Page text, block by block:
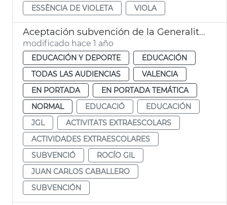
ESSÈNCIA DE VIOLETA
VIOLA
Aceptación subvención de la Generalitat para actividades extraescolares
modificado hace 1 año
EDUCACIÓN Y DEPORTE
EDUCACIÓN
TODAS LAS AUDIENCIAS
VALENCIA
EN PORTADA
EN PORTADA TEMÁTICA
NORMAL
EDUCACIÓ
EDUCACIÓN
JGL
ACTIVITATS EXTRAESCOLARS
ACTIVIDADES EXTRAESCOLARES
SUBVENCIÓ
ROCÍO GIL
JUAN CARLOS CABALLERO
SUBVENCIÓN